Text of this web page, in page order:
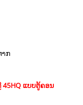
າກ
45HQ ແບບຕູ້ຄອນ